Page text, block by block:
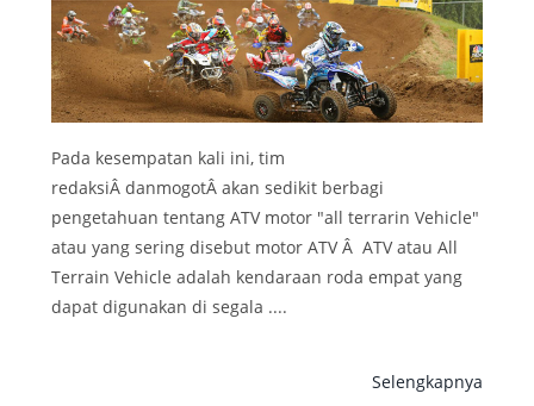
Pada kesempatan kali ini, tim
redaksiÂ danmogotÂ akan sedikit berbagi
pengetahuan tentang ATV motor "all terrarin Vehicle"
atau yang sering disebut motor ATV Â ATV atau All
Terrain Vehicle adalah kendaraan roda empat yang
dapat digunakan di segala ....
Selengkapnya